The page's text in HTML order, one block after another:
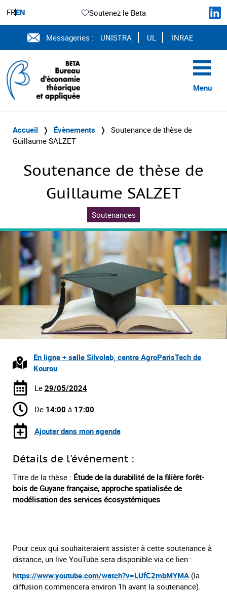
FREN Soutenez le Beta
Messageries : UNISTRA UL INRAE
Menu
Accueil ❭ Évènements ❭ Soutenance de thèse de
Guillaume SALZET
Soutenance de thèse de
Guillaume SALZET
Soutenances
En ligne + salle Silvolab, centre AgroParisTech de
Kourou
Le 29/05/2024
De 14:00 à 17:00
Ajouter dans mon agenda
Détails de l'événement :
Titre de la thèse : Étude de la durabilité de la filière forêt-
bois de Guyane française, approche spatialisée de
modélisation des services écosystémiques
Pour ceux qui souhaiteraient assister à cette soutenance à
distance, un live YouTube sera disponible via ce lien :
https://www.youtube.com/watch?v=LUfC2mbMYMA (la
diffusion commencera environ 1h avant la soutenance).